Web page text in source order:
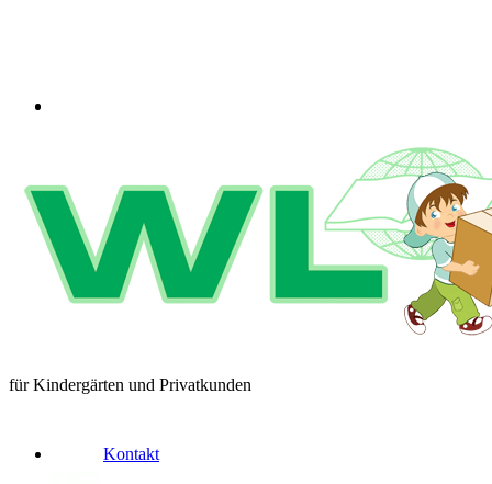
für Kindergärten und Privatkunden
Kontakt